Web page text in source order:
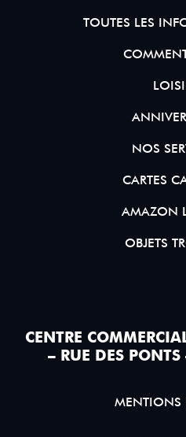
TOUTES LES
NOS
CARTES
AMAZON
OBJETS
CENTRE
– RUE DES
MENTIONS